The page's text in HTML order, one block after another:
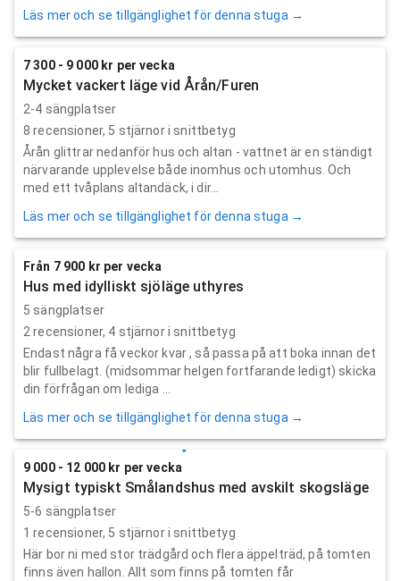
Läs mer och se tillgänglighet för denna stuga →
7 300 - 9 000 kr per vecka
Mycket vackert läge vid Årån/Furen
2-4 sängplatser
8 recensioner, 5 stjärnor i snittbetyg
Årån glittrar nedanför hus och altan - vattnet är en ständigt
närvarande upplevelse både inomhus och utomhus. Och
med ett tvåplans altandäck, i dir...
Läs mer och se tillgänglighet för denna stuga →
Från 7 900 kr per vecka
Hus med idylliskt sjöläge uthyres
5 sängplatser
2 recensioner, 4 stjärnor i snittbetyg
Endast några få veckor kvar , så passa på att boka innan det
blir fullbelagt. (midsommar helgen fortfarande ledigt) skicka
din förfrågan om lediga ...
Läs mer och se tillgänglighet för denna stuga →
9 000 - 12 000 kr per vecka
Mysigt typiskt Smålandshus med avskilt skogsläge
5-6 sängplatser
1 recensioner, 5 stjärnor i snittbetyg
Här bor ni med stor trädgård och flera äppelträd, på tomten
finns även hallon. Allt som finns på tomten får